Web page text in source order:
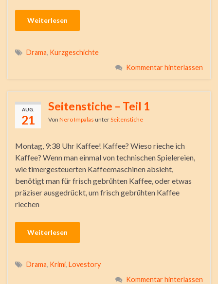
Weiterlesen
Drama, Kurzgeschichte
Kommentar hinterlassen
AUG.
21
Seitenstiche – Teil 1
Von Nero Impalas unterSeitenstiche
Montag, 9:38 Uhr Kaffee! Kaffee? Wieso rieche ich
Kaffee? Wenn man einmal von technischen Spielereien,
wie timergesteuerten Kaffeemaschinen absieht,
benötigt man für frisch gebrühten Kaffee, oder etwas
präziser ausgedrückt, um frisch gebrühten Kaffee
riechen
Weiterlesen
Drama, Krimi, Lovestory
Kommentar hinterlassen